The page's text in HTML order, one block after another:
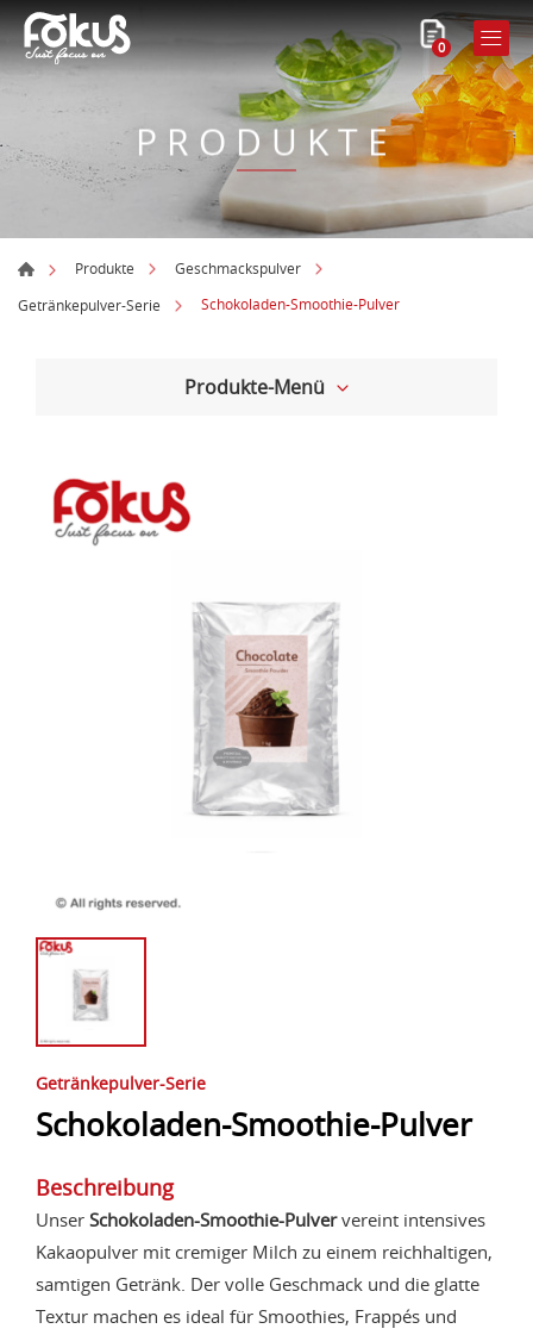
0
PRODUKTE
Produkte
Geschmackspulver
Getränkepulver-Serie
Schokoladen-Smoothie-Pulver
Produkte-Menü
Getränkepulver-Serie
Schokoladen-Smoothie-Pulver
Beschreibung
Unser Schokoladen-Smoothie-Pulververeint intensives
Kakaopulver mit cremiger Milch zu einem reichhaltigen,
samtigen Getränk. Der volle Geschmack und die glatte
Textur machen es ideal für Smoothies, Frappés und